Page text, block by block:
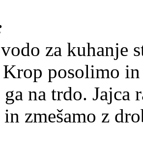
za kuhanje
posolimo
na trdo. Jajca
zmešamo z